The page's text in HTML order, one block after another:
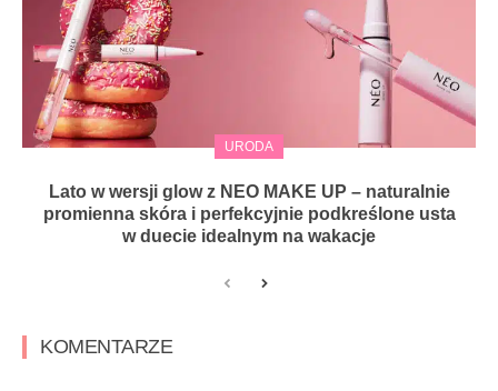
URODA
Lato w wersji glow z NEO MAKE UP – naturalnie
promienna skóra i perfekcyjnie podkreślone usta
w duecie idealnym na wakacje
KOMENTARZE